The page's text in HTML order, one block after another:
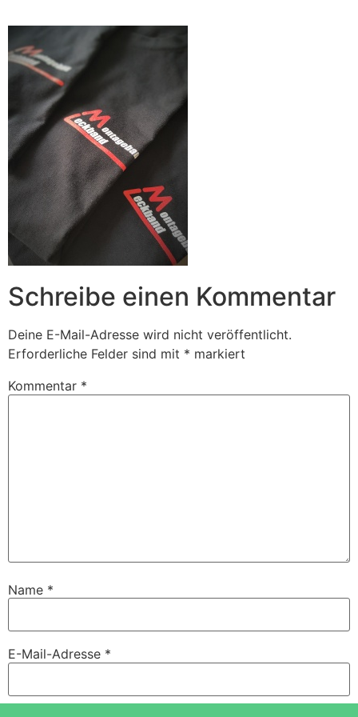
Inhalt
springen
Schreibe einen Kommentar
Deine E-Mail-Adresse wird nicht veröffentlicht.
Erforderliche Felder sind mit * markiert
Kommentar *
Name *
E-Mail-Adresse *